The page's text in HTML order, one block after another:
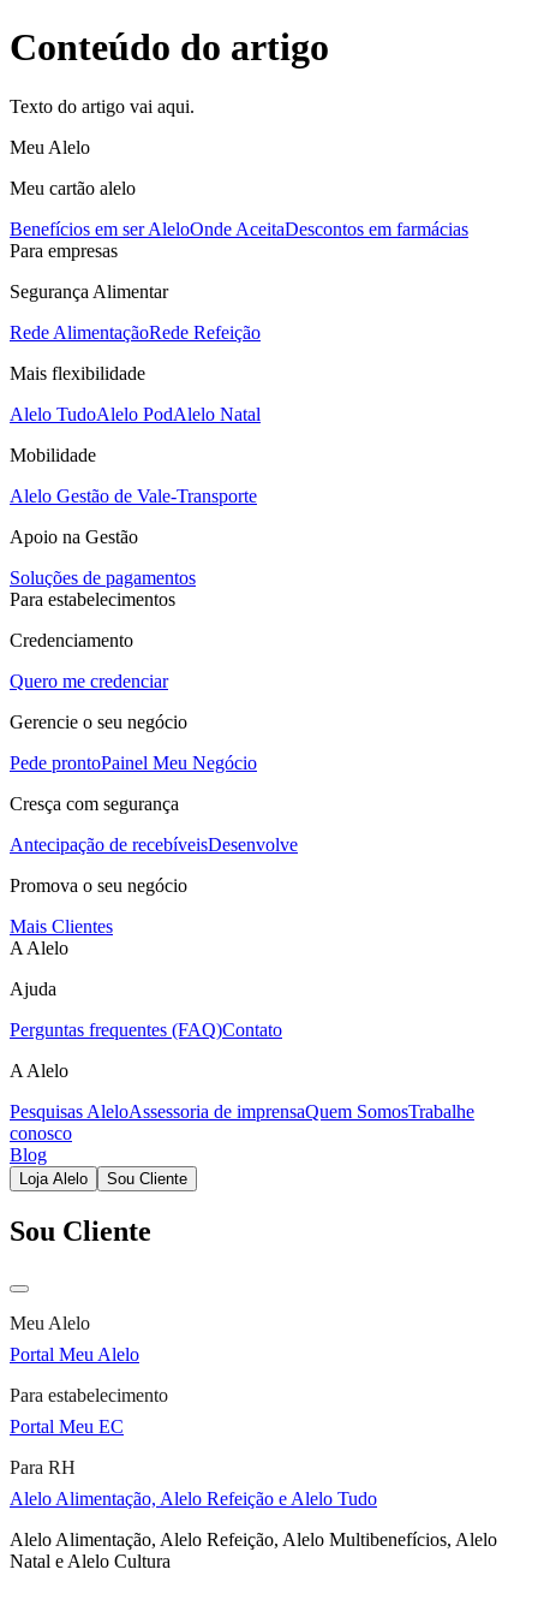
Conteúdo do artigo
Texto do artigo vai aqui.
Meu Alelo
Meu cartão alelo
Benefícios em ser AleloOnde AceitaDescontos em farmácias
Para empresas
Segurança Alimentar
Rede AlimentaçãoRede Refeição
Mais flexibilidade
Alelo TudoAlelo PodAlelo Natal
Mobilidade
Alelo Gestão de Vale-Transporte
Apoio na Gestão
Soluções de pagamentos
Para estabelecimentos
Credenciamento
Quero me credenciar
Gerencie o seu negócio
Pede prontoPainel Meu Negócio
Cresça com segurança
Antecipação de recebíveisDesenvolve
Promova o seu negócio
Mais Clientes
A Alelo
Ajuda
Perguntas frequentes (FAQ)Contato
A Alelo
Pesquisas AleloAssessoria de imprensaQuem SomosTrabalhe
conosco
Blog
Loja Alelo Sou Cliente
Sou Cliente
Meu Alelo
Portal Meu Alelo
Para estabelecimento
Portal Meu EC
Para RH
Alelo Alimentação, Alelo Refeição e Alelo Tudo
Alelo Alimentação, Alelo Refeição, Alelo Multibenefícios, Alelo
Natal e Alelo Cultura